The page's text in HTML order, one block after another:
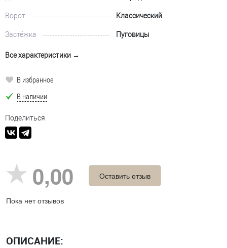
Ворот Классический
Застёжка Пуговицы
Все характеристики →
В избранное
В наличии
Поделиться
0,00
Пока нет отзывов
Оставить отзыв
ОПИСАНИЕ: